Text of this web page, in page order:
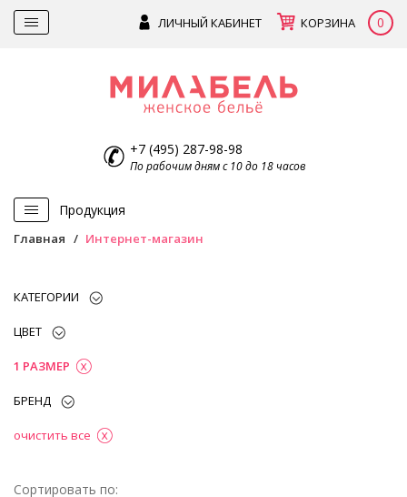
ЛИЧНЫЙ КАБИНЕТ КОРЗИНА 0
+7 (495) 287-98-98
По рабочим дням с 10 до 18 часов
Продукция
Главная Интернет-магазин
КАТЕГОРИИ
ЦВЕТ
1 РАЗМЕР
БРЕНД
очистить все
Сортировать по: